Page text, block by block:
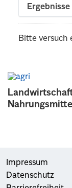
Bitte versuch
Impressum
Datenschutz